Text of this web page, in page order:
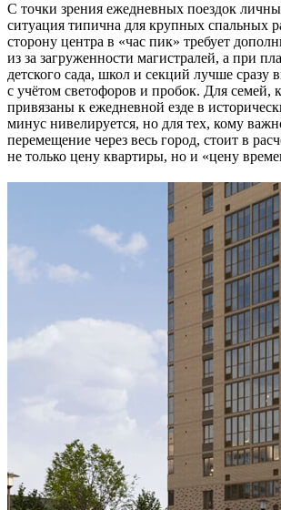
С точки зрения ежедневных поездок
ситуация типична для крупных спальных
сторону центра в «час пик» требует
из за загруженности магистралей, а при
детского сада, школ и секций лучше сразу
с учётом светофоров и пробок. Для семей,
привязаны к ежедневной езде в
минус нивелируется, но для тех, кому
перемещение через весь город, стоит в
не только цену квартиры, но и «цену